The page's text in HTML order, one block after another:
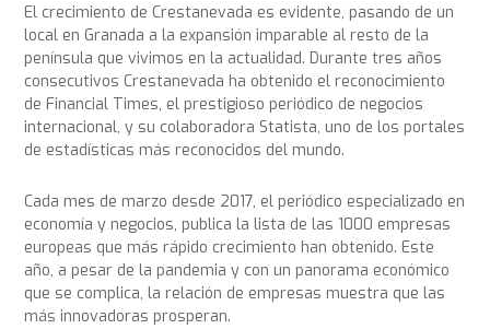
El crecimiento de Crestanevada es evidente, pasando de un
local en Granada a la expansión imparable al resto de la
península que vivimos en la actualidad. Durante tres años
consecutivos Crestanevada ha obtenido el reconocimiento
de Financial Times, el prestigioso periódico de negocios
internacional, y su colaboradora Statista, uno de los portales
de estadísticas más reconocidos del mundo.
Cada mes de marzo desde 2017, el periódico especializado en
economía y negocios, publica la lista de las 1000 empresas
europeas que más rápido crecimiento han obtenido. Este
año, a pesar de la pandemia y con un panorama económico
que se complica, la relación de empresas muestra que las
más innovadoras prosperan.